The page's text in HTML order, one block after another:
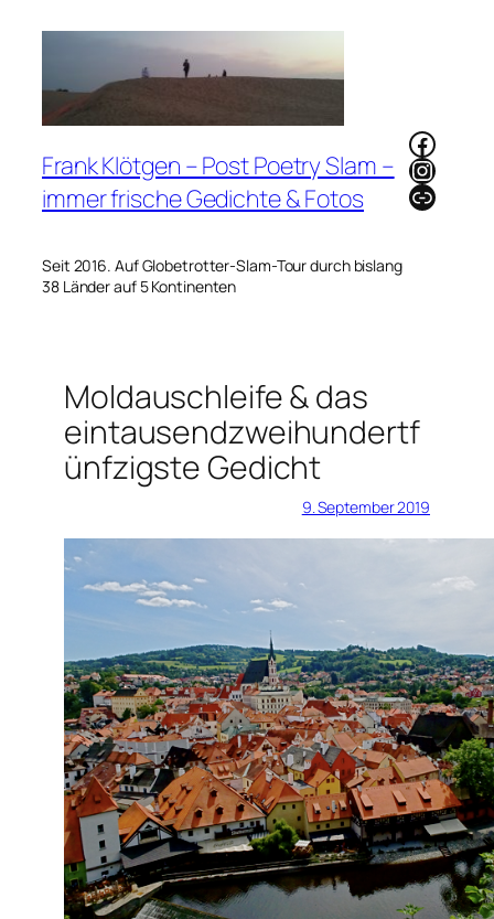
Frank Klötgen – Post Poetry Slam –
immer frische Gedichte & Fotos
Seit 2016. Auf Globetrotter-Slam-Tour durch bislang
38 Länder auf 5 Kontinenten
Link
Moldauschleife & das
eintausendzweihundertf
ünfzigste Gedicht
9. September 2019